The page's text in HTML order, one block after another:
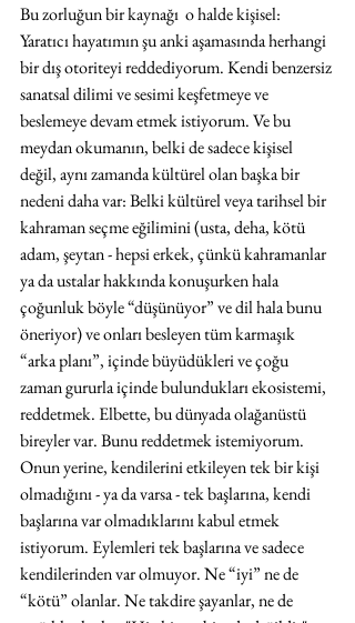
Bu zorluğun bir kaynağı  o halde kişisel:
Yaratıcı hayatımın şu anki aşamasında herhangi
bir dış otoriteyi reddediyorum. Kendi benzersiz
sanatsal dilimi ve sesimi keşfetmeye ve
beslemeye devam etmek istiyorum. Ve bu
meydan okumanın, belki de sadece kişisel
değil, aynı zamanda kültürel olan başka bir
nedeni daha var: Belki kültürel veya tarihsel bir
kahraman seçme eğilimini (usta, deha, kötü
adam, şeytan - hepsi erkek, çünkü kahramanlar
ya da ustalar hakkında konuşurken hala
çoğunluk böyle “düşünüyor” ve dil hala bunu
öneriyor) ve onları besleyen tüm karmaşık
“arka planı”, içinde büyüdükleri ve çoğu
zaman gururla içinde bulundukları ekosistemi,
reddetmek. Elbette, bu dünyada olağanüstü
bireyler var. Bunu reddetmek istemiyorum.
Onun yerine, kendilerini etkileyen tek bir kişi
olmadığını - ya da varsa - tek başlarına, kendi
başlarına var olmadıklarını kabul etmek
istiyorum. Eylemleri tek başlarına ve sadece
kendilerinden var olmuyor. Ne “iyi” ne de
“kötü” olanlar. Ne takdire şayanlar, ne de